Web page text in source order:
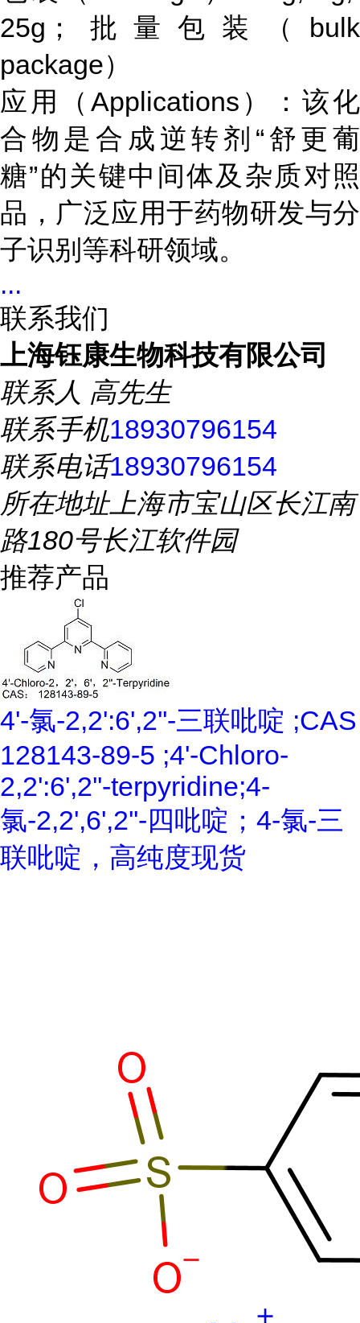
25g；批量包装（bulk
package）
应用（Applications）：该化
合物是合成逆转剂“舒更葡
糖”的关键中间体及杂质对照
品，广泛应用于药物研发与分
子识别等科研领域。
...
联系我们
上海钰康生物科技有限公司
联系人 高先生
联系手机18930796154
联系电话18930796154
所在地址上海市宝山区长江南
路180号长江软件园
推荐产品
4'-氯-2,2':6',2''-三联吡啶 ;CAS
128143-89-5 ;4'-Chloro-
2,2':6',2''-terpyridine;4-
氯-2,2',6',2''-四吡啶；4-氯-三
联吡啶，高纯度现货